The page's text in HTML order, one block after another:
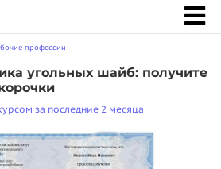
профессии
угольных шайб: получите
за последние 2 месяца